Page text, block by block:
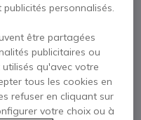
Chat
personnalisés.
être partagées
publicitaires ou
qu'avec votre
tous les cookies en
refuser en cliquant sur
votre choix ou à